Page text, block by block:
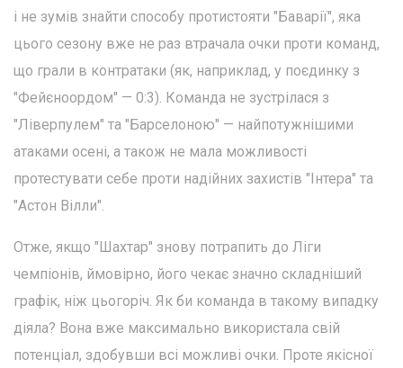
і не зумів знайти способу протистояти "Баварії", яка
цього сезону вже не раз втрачала очки проти команд,
що грали в контратаки (як, наприклад, у поєдинку з
"Фейєноордом" — 0:3). Команда не зустрілася з
"Ліверпулем" та "Барселоною" — найпотужнішими
атаками осені, а також не мала можливості
протестувати себе проти надійних захистів "Інтера" та
"Астон Вілли".
Отже, якщо "Шахтар" знову потрапить до Ліги
чемпіонів, ймовірно, його чекає значно складніший
графік, ніж цьогоріч. Як би команда в такому випадку
діяла? Вона вже максимально використала свій
потенціал, здобувши всі можливі очки. Проте якісної